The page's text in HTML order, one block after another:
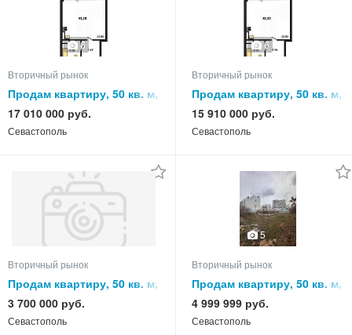
6
Вторичный рынок
Продам квартиру, 50 кв. м,
этаж
17 010 000 руб.
Севастополь
6
Вторичный рынок
Продам квартиру, 50 кв. м,
этаж
15 910 000 руб.
Севастополь
Вторичный рынок
Продам квартиру, 50 кв. м,
этаж
3 700 000 руб.
Севастополь
5
Вторичный рынок
Продам квартиру, 50 кв. м,
этаж
4 999 999 руб.
Севастополь